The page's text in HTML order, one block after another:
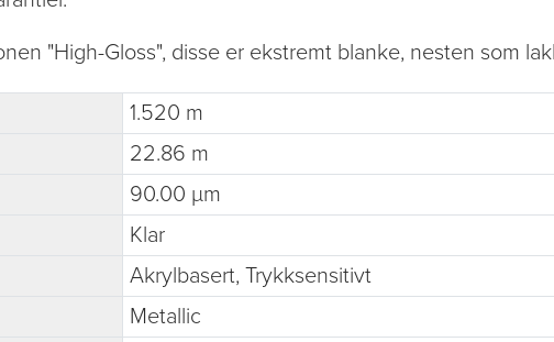
"High-Gloss", disse er ekstremt blanke, nesten som
1.520 m
22.86 m
90.00 µm
Klar
Akrylbasert, Trykksensitivt
Metallic